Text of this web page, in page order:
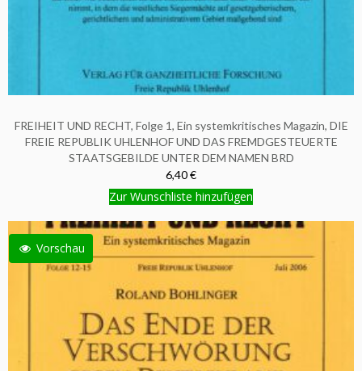
FREIHEIT UND RECHT, Folge 1, Ein systemkritisches Magazin, DIE
FREIE REPUBLIK UHLENHOF UND DAS FREMDGESTEUERTE
STAATSGEBILDE UNTER DEM NAMEN BRD
6,40 €
Zur Wunschliste hinzufügen
Vorschau